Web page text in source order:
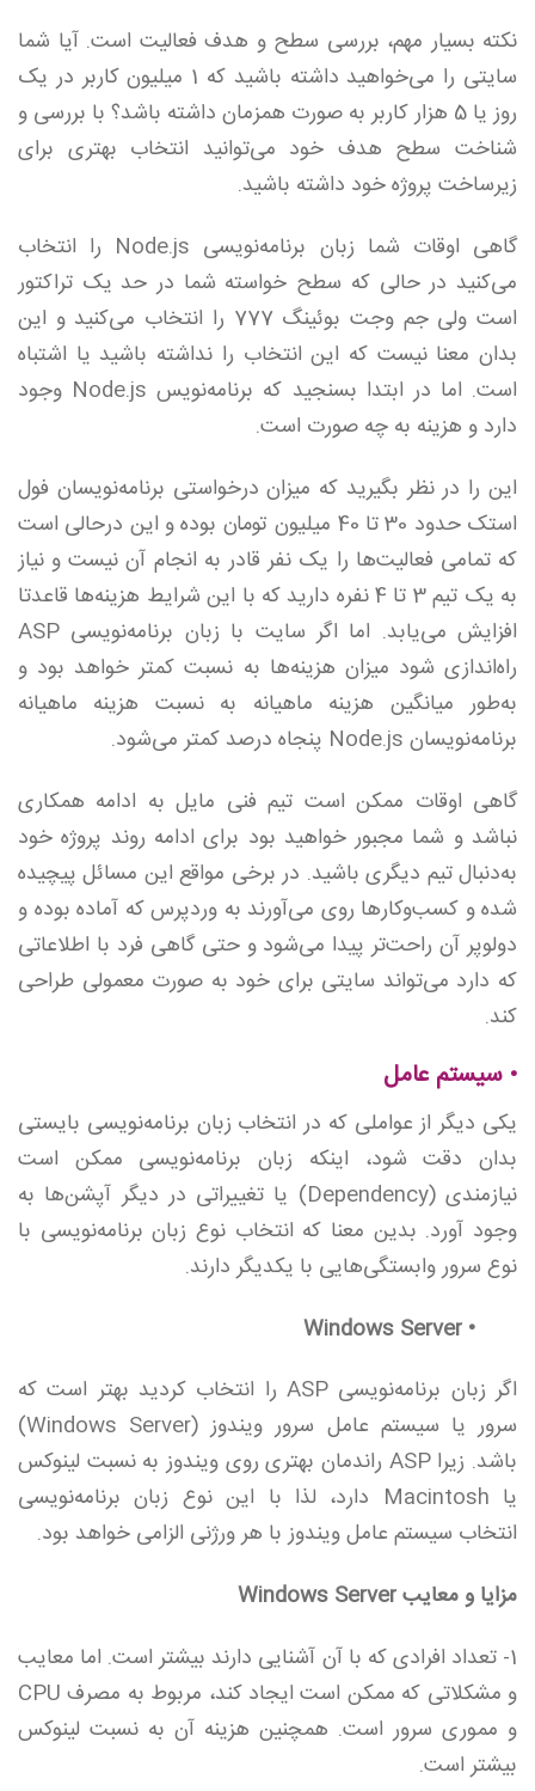
نکته بسیار مهم، بررسی سطح و هدف فعالیت است. آیا شما
سایتی را می‌خواهید داشته باشید که 1 میلیون کاربر در یک
روز یا 5 هزار کاربر به صورت همزمان داشته باشد؟ با بررسی و
شناخت سطح هدف خود می‌توانید انتخاب بهتری برای
زیرساخت پروژه خود داشته باشید.
گاهی اوقات شما زبان برنامه‌نویسی Node.js را انتخاب
می‌کنید در حالی که سطح خواسته شما در حد یک تراکتور
است ولی جم وجت بوئینگ 777 را انتخاب می‌کنید و این
بدان معنا نیست که این انتخاب را نداشته باشید یا اشتباه
است. اما در ابتدا بسنجید که برنامه‌نویس Node.js وجود
دارد و هزینه به چه صورت است.
این را در نظر بگیرید که میزان درخواستی برنامه‌نویسان فول
استک حدود 30 تا 40 میلیون تومان بوده و این درحالی است
که تمامی فعالیت‌ها را یک نفر قادر به انجام آن نیست و نیاز
به یک تیم 3 تا 4 نفره دارید که با این شرایط هزینه‌ها قاعدتا
افزایش می‌یابد. اما اگر سایت با زبان برنامه‌نویسی ASP
راه‌اندازی شود میزان هزینه‌ها به نسبت کمتر خواهد بود و
به‌طور میانگین هزینه ماهیانه به نسبت هزینه ماهیانه
برنامه‌نویسان Node.js پنجاه درصد کمتر می‌شود.
گاهی اوقات ممکن است تیم فنی مایل به ادامه همکاری
نباشد و شما مجبور خواهید بود برای ادامه روند پروژه خود
به‌دنبال تیم دیگری باشید. در برخی مواقع این مسائل پیچیده
شده و کسب‌وکارها روی می‌آورند به وردپرس که آماده بوده و
دولوپر آن راحت‌تر پیدا می‌شود و حتی گاهی فرد با اطلاعاتی
که دارد می‌تواند سایتی برای خود به صورت معمولی طراحی
کند.
• سیستم عامل
یکی دیگر از عواملی که در انتخاب زبان برنامه‌نویسی بایستی
بدان دقت شود، اینکه زبان‌‌ برنامه‌نویسی ممکن است
نیازمندی (Dependency) یا تغییراتی در دیگر آپشن‌ها به
وجود آورد. بدین معنا که انتخاب نوع زبان برنامه‌نویسی با
نوع سرور وابستگی‌هایی با یکدیگر دارند.
• Windows Server
اگر زبان برنامه‌نویسی ASP را انتخاب کردید بهتر است که
سرور یا سیستم عامل سرور ویندوز (Windows Server)‌
باشد. زیرا ‌ASP راندمان بهتری روی ویندوز به نسبت لینوکس
یا Macintosh دارد، لذا با این نوع زبان برنامه‌نویسی
انتخاب سیستم عامل ویندوز با هر ورژنی الزامی خواهد بود.
مزایا و معایب Windows Server
1- تعداد افرادی که با آن آشنایی دارند بیشتر است. اما معایب
و مشکلاتی که ممکن است ایجاد کند،‌ مربوط به مصرف CPU
و مموری سرور است. همچنین هزینه آن به نسبت لینوکس
بیشتر است.